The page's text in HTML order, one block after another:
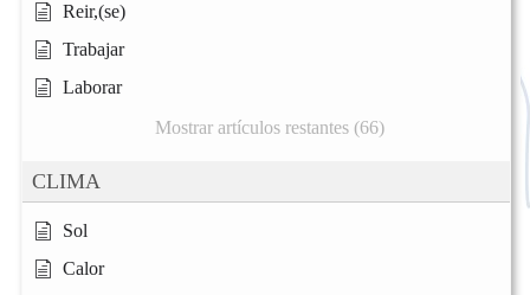
Reir,(se)
Trabajar
Laborar
Mostrar artículos restantes (66)
CLIMA
Sol
Calor